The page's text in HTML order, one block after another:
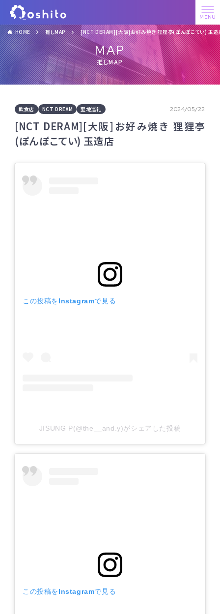
HOME 推しMAP [NCT DERAM][大阪]お好み焼き 狸狸亭(ぽんぽこてい) 玉造
MAP
推しMAP
飲食店 NCT DREAM 聖地巡礼 2024/05/22
[NCT DERAM][大阪]お好み焼き 狸狸亭
(ぽんぽこてい) 玉造店
この投稿をInstagramで見る
JISUNG P(@the__and.y)がシェアした投稿
この投稿をInstagramで見る